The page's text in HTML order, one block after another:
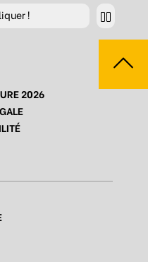
!
que l’on voit
pause
en
2026